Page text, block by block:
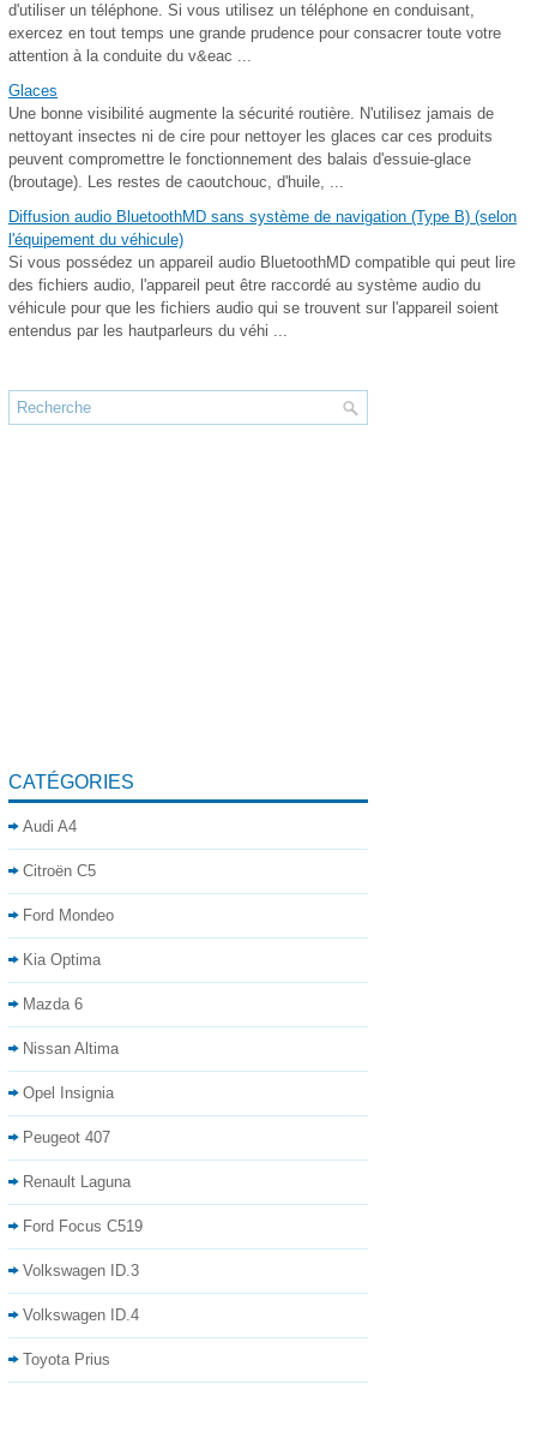
d'utiliser un téléphone. Si vous utilisez un téléphone en conduisant,
exercez en tout temps une grande prudence pour consacrer toute votre
attention à la conduite du v&eac ...
Glaces
Une bonne visibilité augmente la sécurité routière. N'utilisez jamais de
nettoyant insectes ni de cire pour nettoyer les glaces car ces produits
peuvent compromettre le fonctionnement des balais d'essuie-glace
(broutage). Les restes de caoutchouc, d'huile, ...
Diffusion audio BluetoothMD sans système de navigation (Type B) (selon
l'équipement du véhicule)
Si vous possédez un appareil audio BluetoothMD compatible qui peut lire
des fichiers audio, l'appareil peut être raccordé au système audio du
véhicule pour que les fichiers audio qui se trouvent sur l'appareil soient
entendus par les hautparleurs du véhi ...
CATÉGORIES
Audi A4
Citroën C5
Ford Mondeo
Kia Optima
Mazda 6
Nissan Altima
Opel Insignia
Peugeot 407
Renault Laguna
Ford Focus C519
Volkswagen ID.3
Volkswagen ID.4
Toyota Prius